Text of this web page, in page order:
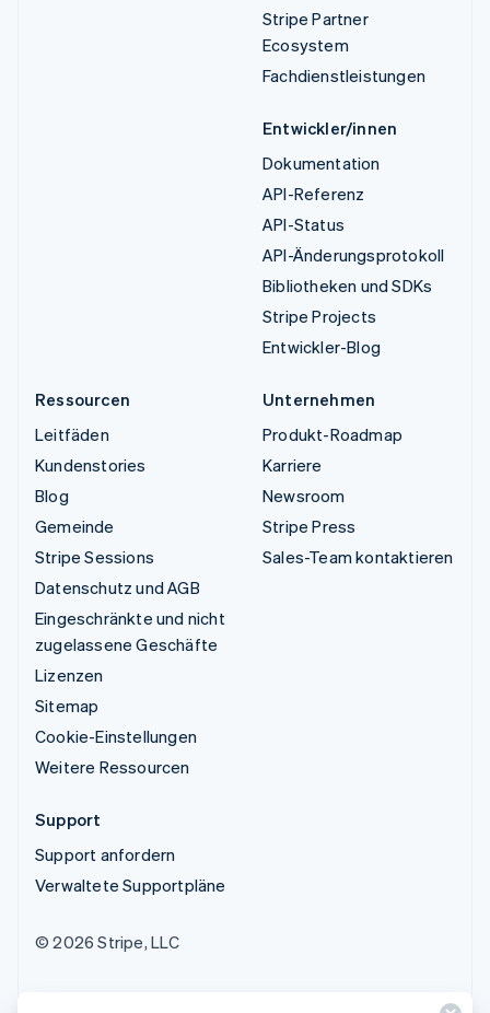
Stripe Partner
Ecosystem
Fachdienstleistungen
Entwickler/innen
Dokumentation
API-Referenz
API-Status
API-Änderungsprotokoll
Bibliotheken und SDKs
Stripe Projects
Entwickler-Blog
Ressourcen
Leitfäden
Kundenstories
Blog
Gemeinde
Stripe Sessions
Datenschutz und AGB
Eingeschränkte und nicht
zugelassene Geschäfte
Lizenzen
Sitemap
Cookie-Einstellungen
Weitere Ressourcen
Unternehmen
Produkt-Roadmap
Karriere
Newsroom
Stripe Press
Sales-Team kontaktieren
Support
Support anfordern
Verwaltete Supportpläne
© 2026 Stripe, LLC